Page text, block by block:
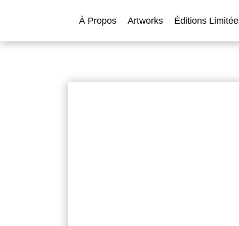
À Propos Artworks Éditions